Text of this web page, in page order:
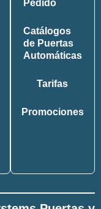
Pedido
Catálogos
de Puertas
Automáticas
Tarifas
Promociones